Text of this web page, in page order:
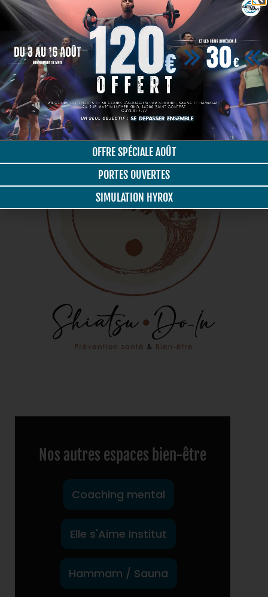
Nos autres espaces bien-être
Coaching mental
Elle s'Aime Institut
Hammam / Sauna
OFFRE SPÉCIALE AOÛT
PORTES OUVERTES
SIMULATION HYROX